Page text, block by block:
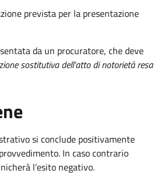
prevista per la presentazione
da un procuratore, che deve
sostitutiva dell'atto di notorietà resa
si conclude positivamente
In caso contrario
l’esito negativo.